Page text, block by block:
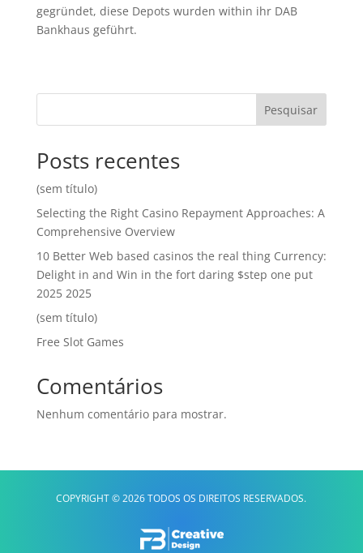
gegründet, diese Depots wurden within ihr DAB
Bankhaus geführt.
Pesquisar
Posts recentes
(sem título)
Selecting the Right Casino Repayment Approaches: A
Comprehensive Overview
10 Better Web based casinos the real thing Currency:
Delight in and Win in the fort daring $step one put
2025 2025
(sem título)
Free Slot Games
Comentários
Nenhum comentário para mostrar.
COPYRIGHT © 2026 TODOS OS DIREITOS RESERVADOS.